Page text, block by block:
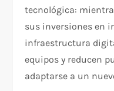
tecnológica:
sus inversiones en
infraestructura
equipos y reducen
adaptarse a un